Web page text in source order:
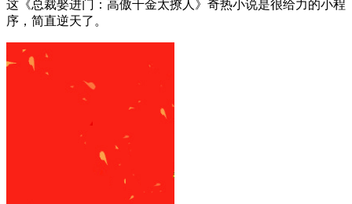
这《总裁娶进门：高傲千金太撩人》奇热小说是很给力的小程
序，简直逆天了。